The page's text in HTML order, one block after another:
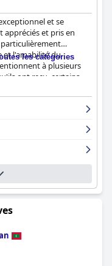
et se
appréciés et pris en
particulièrement
et l'amabilité du
à plusieurs
ont reçu, certains
et plus. Si vous
hospitalité
les catégories